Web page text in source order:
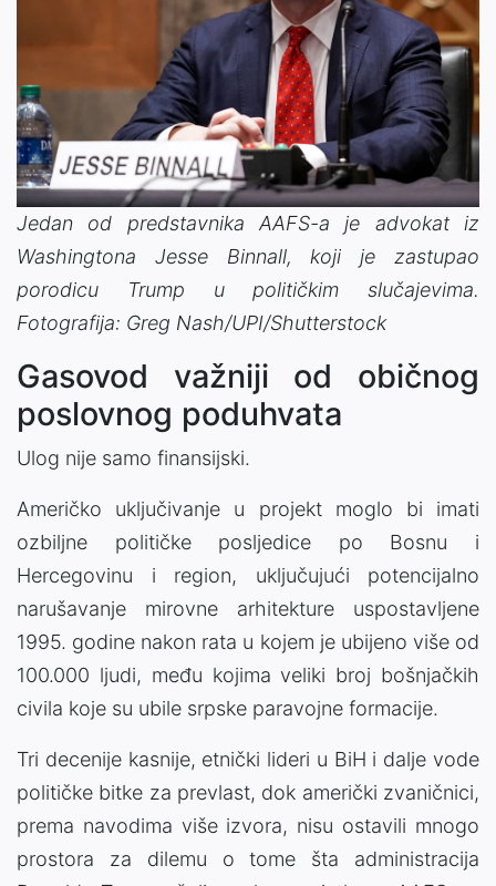
Jedan od predstavnika AAFS-a je advokat iz
Washingtona Jesse Binnall, koji je zastupao
porodicu Trump u političkim slučajevima.
Fotografija: Greg Nash/UPI/Shutterstock
Gasovod važniji od običnog
poslovnog poduhvata
Ulog nije samo finansijski.
Američko uključivanje u projekt moglo bi imati
ozbiljne političke posljedice po Bosnu i
Hercegovinu i region, uključujući potencijalno
narušavanje mirovne arhitekture uspostavljene
1995. godine nakon rata u kojem je ubijeno više od
100.000 ljudi, među kojima veliki broj bošnjačkih
civila koje su ubile srpske paravojne formacije.
Tri decenije kasnije, etnički lideri u BiH i dalje vode
političke bitke za prevlast, dok američki zvaničnici,
prema navodima više izvora, nisu ostavili mnogo
prostora za dilemu o tome šta administracija